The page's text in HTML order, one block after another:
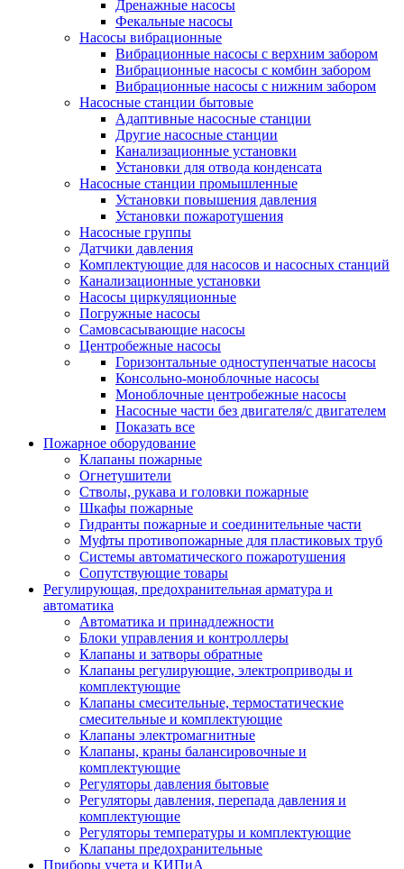
Дренажные насосы
Фекальные насосы
Насосы вибрационные
Вибрационные насосы с верхним забором
Вибрационные насосы с комбин забором
Вибрационные насосы с нижним забором
Насосные станции бытовые
Адаптивные насосные станции
Другие насосные станции
Канализационные установки
Установки для отвода конденсата
Насосные станции промышленные
Установки повышения давления
Установки пожаротушения
Насосные группы
Датчики давления
Комплектующие для насосов и насосных станций
Канализационные установки
Насосы циркуляционные
Погружные насосы
Самовсасывающие насосы
Центробежные насосы
Горизонтальные одноступенчатые насосы
Консольно-моноблочные насосы
Моноблочные центробежные насосы
Насосные части без двигателя/с двигателем
Показать все
Пожарное оборудование
Клапаны пожарные
Огнетушители
Стволы, рукава и головки пожарные
Шкафы пожарные
Гидранты пожарные и соединительные части
Муфты противопожарные для пластиковых труб
Системы автоматического пожаротушения
Сопутствующие товары
Регулирующая, предохранительная арматура и
автоматика
Автоматика и принадлежности
Блоки управления и контроллеры
Клапаны и затворы обратные
Клапаны регулирующие, электроприводы и
комплектующие
Клапаны смесительные, термостатические
смесительные и комплектующие
Клапаны электромагнитные
Клапаны, краны балансировочные и
комплектующие
Регуляторы давления бытовые
Регуляторы давления, перепада давления и
комплектующие
Регуляторы температуры и комплектующие
Клапаны предохранительные
Приборы учета и КИПиА